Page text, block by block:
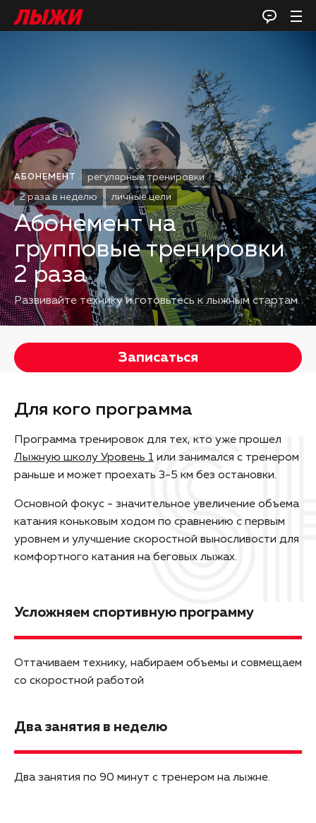
АБОНЕМЕНТ
регулярные тренировки
2 раза в неделю
личные цели
Абонемент на
групповые тренировки
2 раза
Развивайте технику и готовьтесь к лыжным стартам.
Записаться
Для кого программа
Программа тренировок для тех, кто уже прошел
Лыжную школу Уровень 1 или занимался с тренером
раньше и может проехать 3-5 км без остановки.
Основной фокус - значительное увеличение объема
катания коньковым ходом по сравнению с первым
уровнем и улучшение скоростной выносливости для
комфортного катания на беговых лыжах.
Усложняем спортивную программу
Оттачиваем технику, набираем объемы и совмещаем
со скоростной работой
Два занятия в неделю
Два занятия по 90 минут с тренером на лыжне.